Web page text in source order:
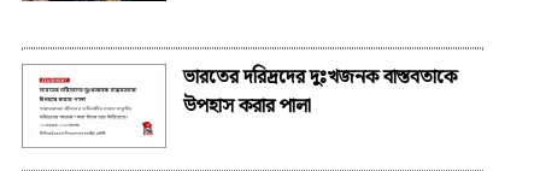
ভারতের দরিদ্রদের দুঃখজনক বাস্তবতাকে
উপহাস করার পালা